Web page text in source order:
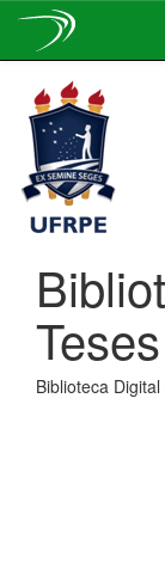
navigation
Biblioteca